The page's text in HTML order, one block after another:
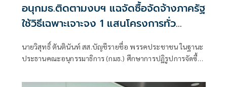
อนุกมธ.ติดตามงบฯ แฉจัดซื้อจัดจ้างภาครัฐ
ใช้วิธีเฉพาะเจาะจง 1 แสนโครงการทั่ว
ประเทศ เอื้อทุจริตงบกว่า 5 หมื่นล้านบาท
นายวิสุทธิ์ ตันตินันท์ สส.บัญชีรายชื่อ พรรคประชาชน ในฐานะ
ประธานคณะอนุกรรมาธิการ (กมธ.) ศึกษาการปฏิรูปการจัดซื้อ
ติดตามการบริหารงบประมาณ สภาผู้แทนราษฎร แถลงความ